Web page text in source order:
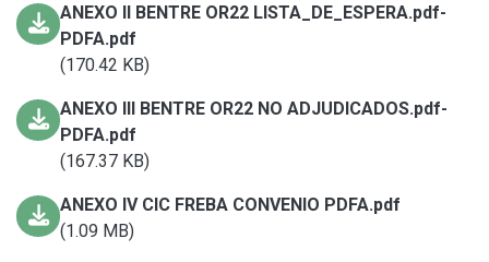
ANEXO II BENTRE OR22 LISTA_DE_ESPERA.pdf-
PDFA.pdf
(170.42 KB)
ANEXO III BENTRE OR22 NO ADJUDICADOS.pdf-
PDFA.pdf
(167.37 KB)
ANEXO IV CIC FREBA CONVENIO PDFA.pdf
(1.09 MB)